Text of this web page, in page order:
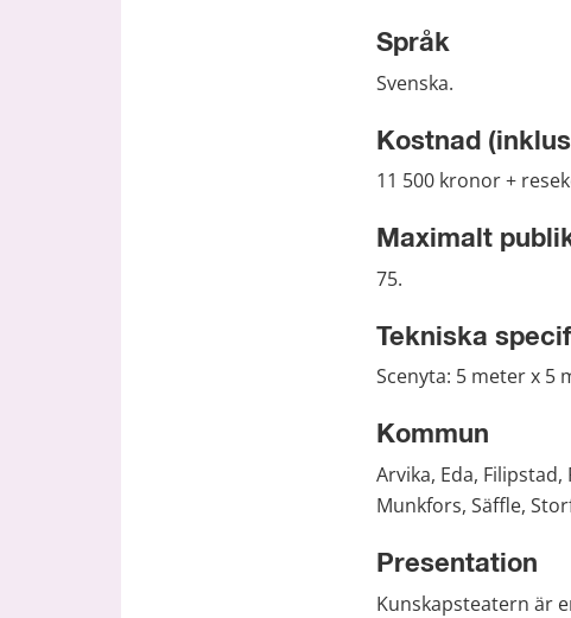
Språk
Svenska.
Kostnad
11 500 kronor +
Maximalt
75.
Tekniska
Scenyta: 5 meter x 5
Kommun
Arvika, Eda,
Munkfors, Säffle,
Presentation
Kunskapsteatern är